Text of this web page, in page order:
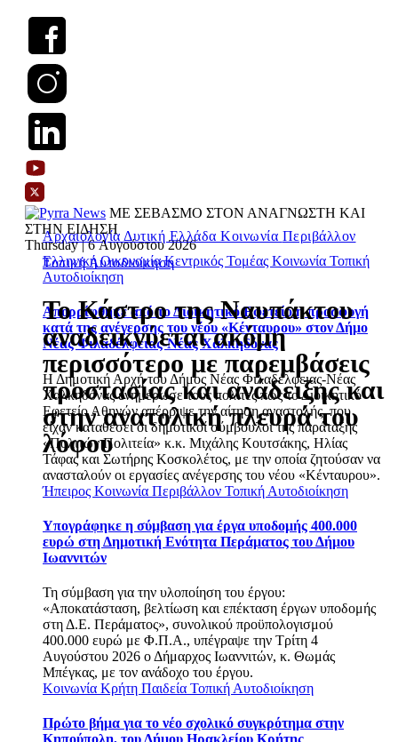
ΜΕ ΣΕΒΑΣΜΟ ΣΤΟΝ ΑΝΑΓΝΩΣΤΗ ΚΑΙ
ΣΤΗΝ ΕΙΔΗΣΗ
Thursday | 6 Αυγούστου 2026
Ελληνική ΟικονομίαΚεντρικός Τομέας Κοινωνία Τοπική
Αυτοδιοίκηση
Απορρίφθηκε από το Διοικητικό Εφετείο η προσφυγή
κατά της ανέγερσης του νέου «Κένταυρου» στον Δήμο
Νέας Φιλαδέλφειας-Νέας Χαλκηδόνας
Η Δημοτική Αρχή του Δήμος Νέας Φιλαδέλφειας-Νέας
Χαλκηδόνας ενημέρωσε τους πολίτες πως το Διοικητικό
Εφετείο Αθηνών απέρριψε την αίτηση αναστολής, που
είχαν καταθέσει οι δημοτικοί σύμβουλοι της παράταξης
«Πολιτών Πολιτεία» κ.κ. Μιχάλης Κουτσάκης, Ηλίας
Τάφας και Σωτήρης Κοσκολέτος, με την οποία ζητούσαν να
ανασταλούν οι εργασίες ανέγερσης του νέου «Κένταυρου».
Ήπειρος Κοινωνία Περιβάλλον Τοπική Αυτοδιοίκηση
Υπογράφηκε η σύμβαση για έργα υποδομής 400.000
ευρώ στη Δημοτική Ενότητα Περάματος του Δήμου
Ιωαννιτών
Τη σύμβαση για την υλοποίηση του έργου:
«Αποκατάσταση, βελτίωση και επέκταση έργων υποδομής
στη Δ.Ε. Περάματος», συνολικού προϋπολογισμού
400.000 ευρώ με Φ.Π.Α., υπέγραψε την Τρίτη 4
Αυγούστου 2026 ο Δήμαρχος Ιωαννιτών, κ. Θωμάς
Μπέγκας, με τον ανάδοχο του έργου.
Κοινωνία Κρήτη Παιδεία Τοπική Αυτοδιοίκηση
Πρώτο βήμα για το νέο σχολικό συγκρότημα στην
Αρχαιολογία Δυτική Ελλάδα Κοινωνία Περιβάλλον
Τοπική Αυτοδιοίκηση
Το Κάστρο της Ναυπάκτου
αναδεικνύεται ακόμη
περισσότερο με παρεμβάσεις
προστασίας και ανάδειξης και
στην ανατολική πλευρά του
λόφου